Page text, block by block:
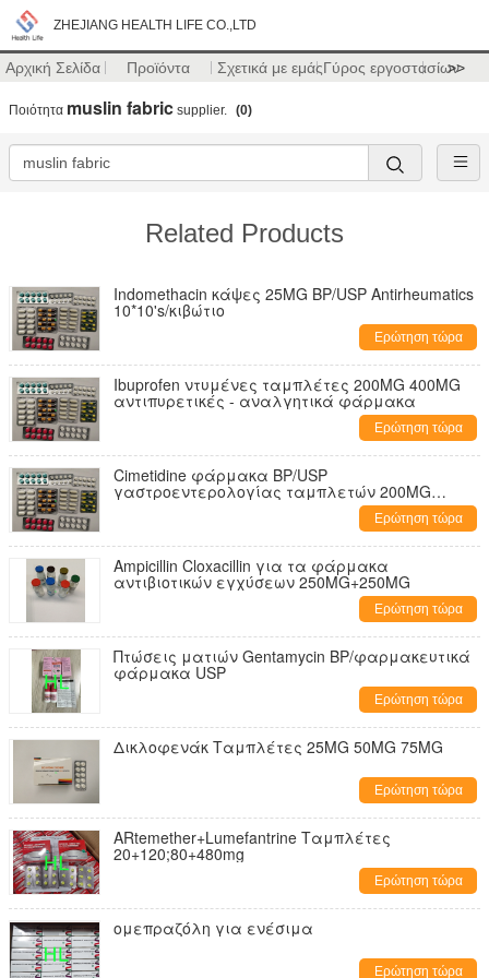
ZHEJIANG HEALTH LIFE CO.,LTD
Αρχική Σελίδα Προϊόντα Σχετικά με εμάςΓύρος εργοστασίων
>>
Ποιότητα muslin fabric supplier. (0)
Related Products
Indomethacin κάψες 25MG BP/USP Antirheumatics
10*10's/κιβώτιο
Ερώτηση τώρα
Ibuprofen ντυμένες ταμπλέτες 200MG 400MG
αντιπυρετικές - αναλγητικά φάρμακα
Ερώτηση τώρα
Cimetidine φάρμακα BP/USP
γαστροεντερολογίας ταμπλετών 200MG
Ερώτηση τώρα
Ampicillin Cloxacillin για τα φάρμακα
αντιβιοτικών εγχύσεων 250MG+250MG
Ερώτηση τώρα
Πτώσεις ματιών Gentamycin BP/φαρμακευτικά
φάρμακα USP
Ερώτηση τώρα
Δικλοφενάκ Ταμπλέτες 25MG 50MG 75MG
Ερώτηση τώρα
ARtemether+Lumefantrine Ταμπλέτες
20+120;80+480mg
Ερώτηση τώρα
ομεπραζόλη για ενέσιμα
Ερώτηση τώρα